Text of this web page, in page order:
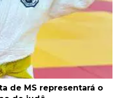
de MS representará o